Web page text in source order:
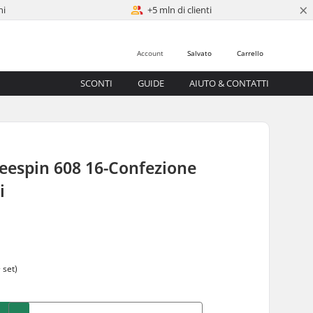
+5 mln di clienti ×
Carrello
Salvato
Account
SCONTI GUIDE AIUTO & CONTATTI
608 16-Confezione
set)